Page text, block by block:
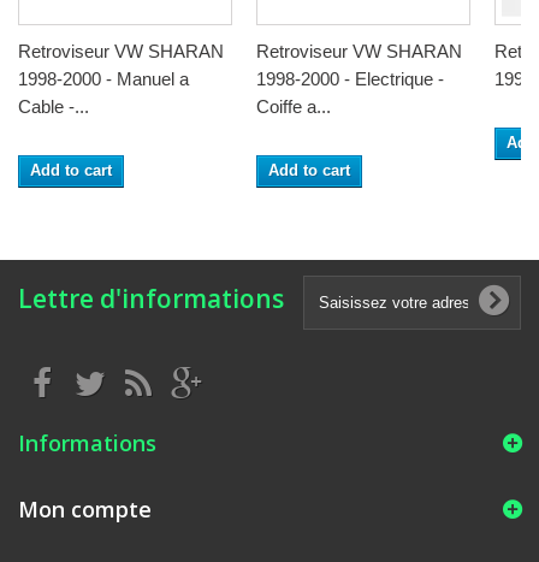
Retroviseur VW SHARAN
1998-2000 - Manuel a
Cable -...
Add to cart
Retroviseur VW SHARAN
1998-2000 - Electrique -
Coiffe a...
Add to cart
Lettre d'informations
Informations
Mon compte